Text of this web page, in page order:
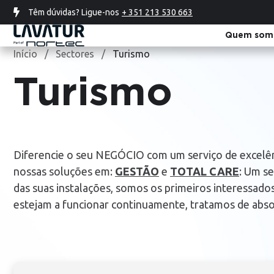
Têm dúvidas? Ligue-nos + 351 213 530 663
Quem
Catálogo virtual
Ir para o catálogo
Catálogo virtual
Ir para o
catálogo
Catálogo virtual
Ir para o catálogo
Início / Sectores / Turismo
Turismo
Diferencie o seu NEGÓCIO com um serviço de
nossas soluções em: GESTÃO e TOTAL CARE: Um
das suas instalações, somos os primeiros
estejam a funcionar continuamente, tratamos de